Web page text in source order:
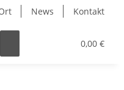
News Kontakt
0,00 €